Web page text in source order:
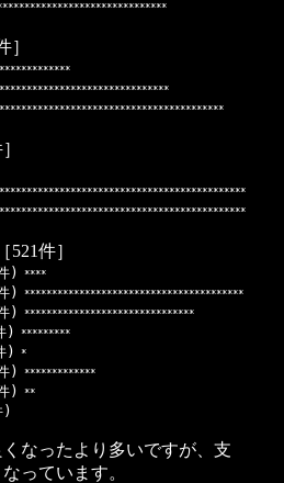
］
［521件］
) ****
) ****************************************
) *******************************
) *********
) *
) *************
) **
)
なったより多いですが、支
っています。